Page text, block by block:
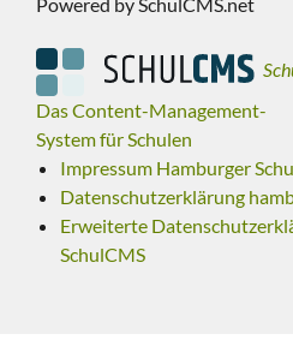
Powered by SchulCMS.net
Das Content-Management-
System für Schulen
Impressum Hamburger
Datenschutzerklärung
Erweiterte
SchulCMS